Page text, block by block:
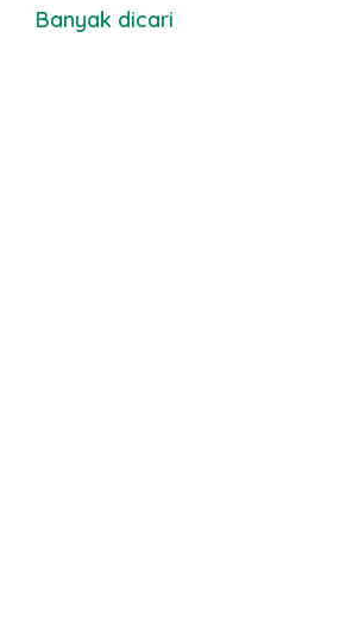
Banyak dicari